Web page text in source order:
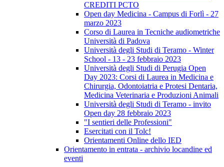
CREDITI PCTO
Open day Medicina - Campus di Forlì - 27
marzo 2023
Corso di Laurea in Tecniche audiometriche
Università di Padova
Università degli Studi di Teramo - Winter
School - 13 - 23 febbraio 2023
Università degli Studi di Perugia Open
Day 2023: Corsi di Laurea in Medicina e
Chirurgia, Odontoiatria e Protesi Dentaria,
Medicina Veterinaria e Produzioni Animali
Università degli Studi di Teramo - invito
Open day 28 febbraio 2023
"I sentieri delle Professioni"
Esercitati con il Tolc!
Orientamenti Online dello IED
Orientamento in entrata - archivio locandine ed
eventi